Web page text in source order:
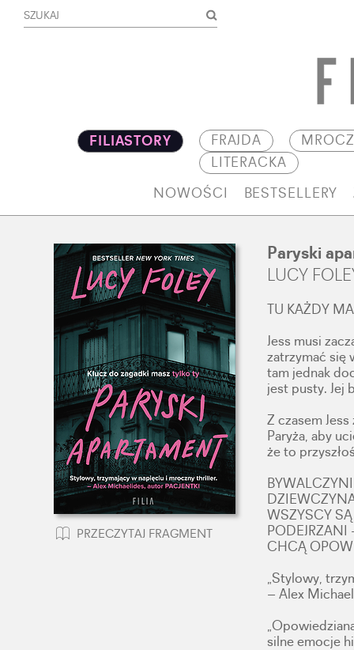
FILIASTORY FRAJDA
LITERACKA
NOWOŚCI BESTSELLERY
PRZECZYTAJ FRAGMENT
Paryski
LUCY
TU KAŻDY
Jess musi
zatrzymać się
tam jednak
jest pusty. Jej
Z czasem
Paryża, aby
że to
WSZYSCY
CHCĄ
„Stylowy,
– Alex
silne emocje